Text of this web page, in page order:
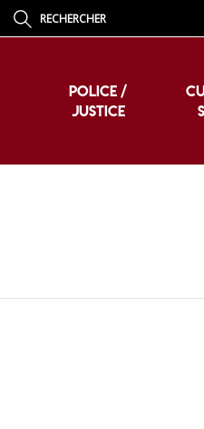
RECHERCHER
POLICE /
JUSTICE
POLICE /
JUSTICE